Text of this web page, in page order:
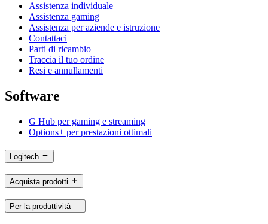
Assistenza individuale
Assistenza gaming
Assistenza per aziende e istruzione
Contattaci
Parti di ricambio
Traccia il tuo ordine
Resi e annullamenti
Software
G Hub per gaming e streaming
Options+ per prestazioni ottimali
Logitech
Acquista prodotti
Per la produttività